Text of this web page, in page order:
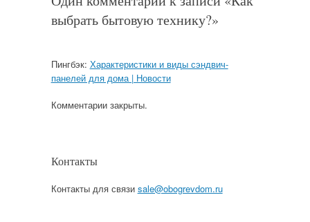
выбрать бытовую технику?»
Пингбэк: Характеристики и виды сэндвич-
панелей для дома | Новости
Комментарии закрыты.
Контакты
Контакты для связи sale@obogrevdom.ru